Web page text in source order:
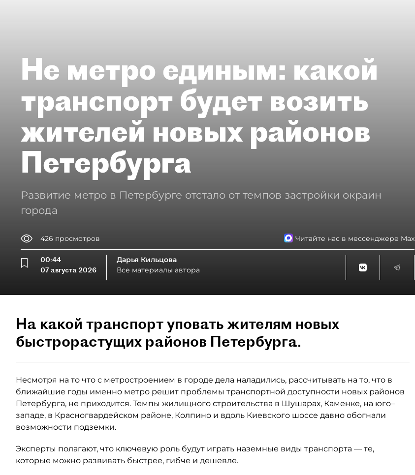
Не метро единым: какой
транспорт будет возить
жителей новых районов
Петербурга
Развитие метро в Петербурге отстало от темпов застройки окраин
города
426 просмотров Читайте нас в мессенджере Max
00:44
07 августа 2026
Дарья Кильцова
Все материалы автора
На какой транспорт уповать жителям новых
быстрорастущих районов Петербурга.
Несмотря на то что с метростроением в городе дела наладились, рассчитывать на то, что в
ближайшие годы именно метро решит проблемы транспортной доступности новых районов
Петербурга, не приходится. Темпы жилищного строительства в Шушарах, Каменке, на юго–
западе, в Красногвардейском районе, Колпино и вдоль Киевского шоссе давно обогнали
возможности подземки.
Эксперты полагают, что ключевую роль будут играть наземные виды транспорта — те,
которые можно развивать быстрее, гибче и дешевле.